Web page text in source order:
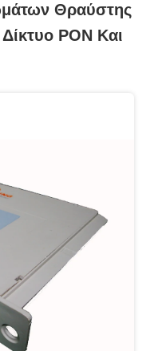
Θραύστης
PON Και